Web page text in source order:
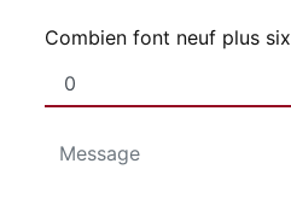
Combien font neuf plus six